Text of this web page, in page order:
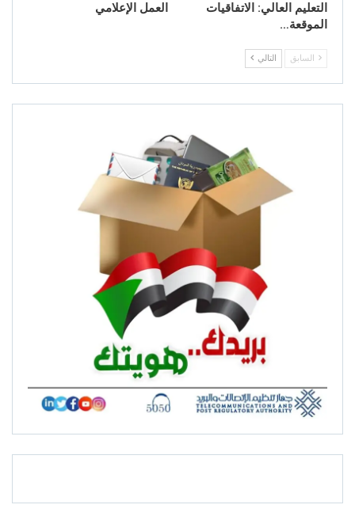
التعليم العالي: الاتفاقيات
الموقعة…
العمل الإعلامي
السابق التالي